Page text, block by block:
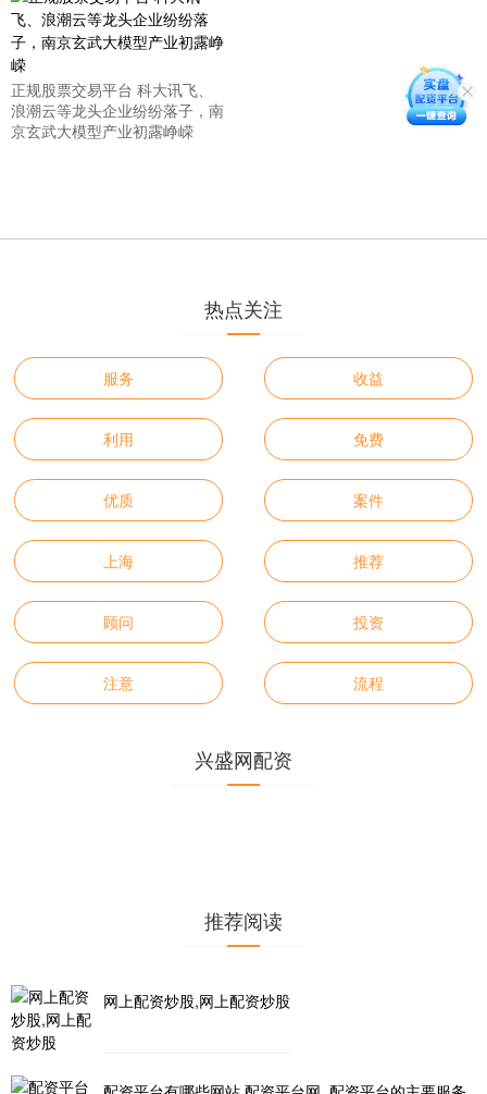
正规股票交易平台 科大讯飞、
浪潮云等龙头企业纷纷落子，南
京玄武大模型产业初露峥嵘
热点关注
服务 收益
利用 免费
优质 案件
上海 推荐
顾问 投资
注意 流程
兴盛网配资
推荐阅读
网上配资炒股,网上配资炒股